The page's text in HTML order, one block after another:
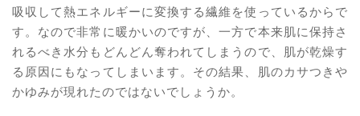
吸収して熱エネルギーに変換する繊維を使っているからで
す。なので非常に暖かいのですが、一方で本来肌に保持さ
れるべき水分もどんどん奪われてしまうので、肌が乾燥す
る原因にもなってしまいます。その結果、肌のカサつきや
かゆみが現れたのではないでしょうか。